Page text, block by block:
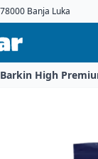
Banja Luka
Barkin High